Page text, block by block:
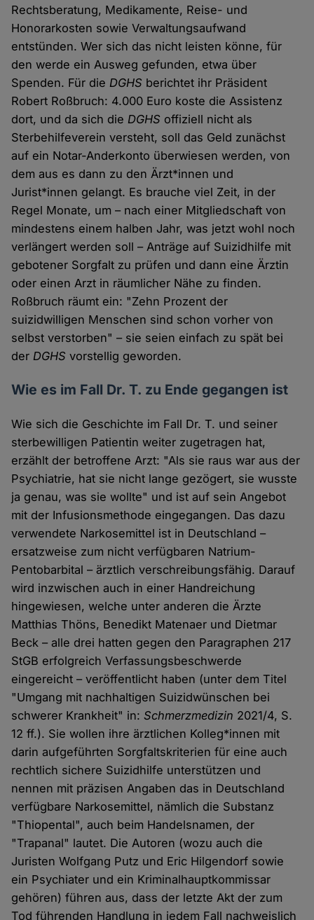
Rechtsberatung, Medikamente, Reise- und
Honorarkosten sowie Verwaltungsaufwand
entstünden. Wer sich das nicht leisten könne, für
den werde ein Ausweg gefunden, etwa über
Spenden. Für dieDGHS berichtet ihr Präsident
Robert Roßbruch: 4.000 Euro koste die Assistenz
dort, und da sich dieDGHS offiziell nicht als
Sterbehilfeverein versteht, soll das Geld zunächst
auf ein Notar-Anderkonto überwiesen werden, von
dem aus es dann zu den Ärzt*innen und
Jurist*innen gelangt. Es brauche viel Zeit, in der
Regel Monate, um – nach einer Mitgliedschaft von
mindestens einem halben Jahr, was jetzt wohl noch
verlängert werden soll – Anträge auf Suizidhilfe mit
gebotener Sorgfalt zu prüfen und dann eine Ärztin
oder einen Arzt in räumlicher Nähe zu finden.
Roßbruch räumt ein: "Zehn Prozent der
suizidwilligen Menschen sind schon vorher von
selbst verstorben" – sie seien einfach zu spät bei
derDGHS vorstellig geworden.
Wie es im Fall Dr. T. zu Ende gegangen ist
Wie sich die Geschichte im Fall Dr. T. und seiner
sterbewilligen Patientin weiter zugetragen hat,
erzählt der betroffene Arzt: "Als sie raus war aus der
Psychiatrie, hat sie nicht lange gezögert, sie wusste
ja genau, was sie wollte" und ist auf sein Angebot
mit der Infusionsmethode eingegangen. Das dazu
verwendete Narkosemittel ist in Deutschland –
ersatzweise zum nicht verfügbaren Natrium-
Pentobarbital – ärztlich verschreibungsfähig. Darauf
wird inzwischen auch in einer Handreichung
hingewiesen, welche unter anderen die Ärzte
Matthias Thöns, Benedikt Matenaer und Dietmar
Beck – alle drei hatten gegen den Paragraphen 217
StGB erfolgreich Verfassungsbeschwerde
eingereicht – veröffentlicht haben (unter dem Titel
"Umgang mit nachhaltigen Suizidwünschen bei
schwerer Krankheit" in:Schmerzmedizin 2021/4, S.
12 ff.). Sie wollen ihre ärztlichen Kolleg*innen mit
darin aufgeführten Sorgfaltskriterien für eine auch
rechtlich sichere Suizidhilfe unterstützen und
nennen mit präzisen Angaben das in Deutschland
verfügbare Narkosemittel, nämlich die Substanz
"Thiopental", auch beim Handelsnamen, der
"Trapanal" lautet. Die Autoren (wozu auch die
Juristen Wolfgang Putz und Eric Hilgendorf sowie
ein Psychiater und ein Kriminalhauptkommissar
gehören) führen aus, dass der letzte Akt der zum
Tod führenden Handlung in jedem Fall nachweislich